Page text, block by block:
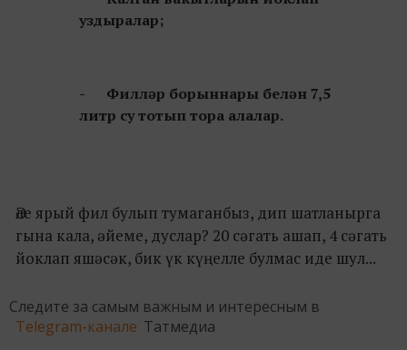
уздыралар;
- Филләр борыннары белән 7,5
литр су тотып тора алалар.
Әле ярый фил булып тумаганбыз, дип шатланырга
гына кала, әйеме, дуслар? 20 сәгать ашап, 4 сәгать
йоклап яшәсәк, бик үк күңелле булмас иде шул...
Следите за самым важным и интересным в
Telegram-канале Татмедиа